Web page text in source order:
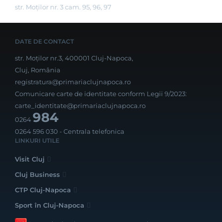
str. Moților nr. 3 cam. 95, 96, 97
DATE DE CONTACT
str. Moților nr.3, 400001 Cluj-Napoca,
Cluj, România
registratura@primariaclujnapoca.ro
Comunicare carte de identitate conform Legii 9/2023:
carte_identitate@primariaclujnapoca.ro
0264984
0264 596 030 - Centrala telefonica
LINKURI UTILE
Visit Cluj
Cluj Business
CTP Cluj-Napoca
Sport în Cluj-Napoca